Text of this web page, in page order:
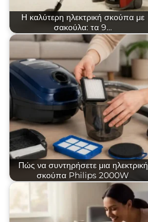
Η καλύτερη ηλεκτρική σκούπα με
σακούλα: τα 9…
Πώς να συντηρήσετε μια ηλεκτρική
σκούπα Philips 2000W